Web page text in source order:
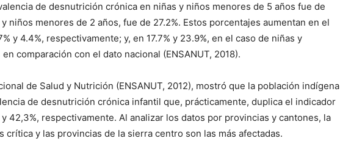
de desnutrición crónica en niñas y niños menores de 5 años fue de
niños menores de 2 años, fue de 27.2%. Estos porcentajes aumentan en el
y 4.4%, respectivamente; y, en 17.7% y 23.9%, en el caso de niñas y
comparación con el dato nacional (ENSANUT, 2018).
de Salud y Nutrición (ENSANUT, 2012), mostró que la población indígena
de desnutrición crónica infantil que, prácticamente, duplica el indicador
y 42,3%, respectivamente. Al analizar los datos por provincias y cantones, la
crítica y las provincias de la sierra centro son las más afectadas.